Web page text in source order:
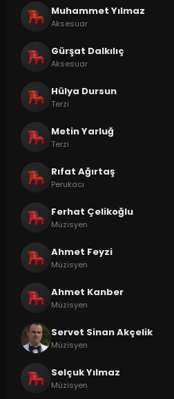
Muhammet Yılmaz
Aksesuar
Gürşat Dalkılıç
Aksesuar
Hülya Dursun
Terzi
Metin Yarluğ
Terzi
Rıfat Ağırtaş
Perukacı
Ferhat Çelikoğlu
Müzisyen
Ahmet Feyzi
Müzisyen
Ahmet Kanber
Müzisyen
Servet Sinan Akçelik
Müzisyen
Selçuk Yılmaz
Müzisyen